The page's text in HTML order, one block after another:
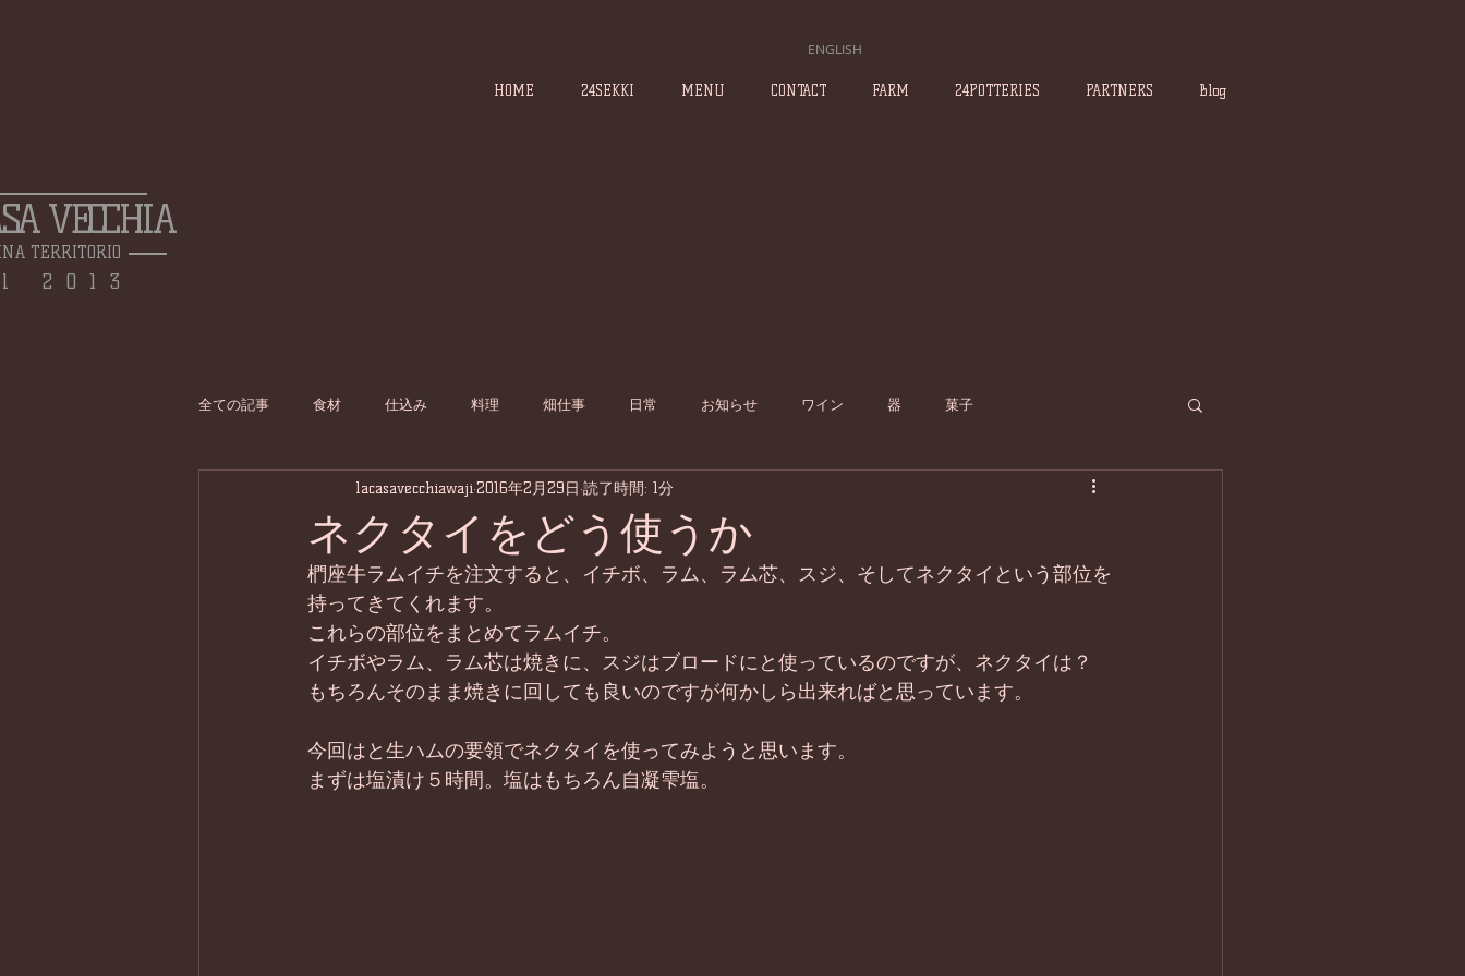
HOME 24SEKKI MENU CONTACT FARM 24POTTERIES PARTNERS Blog
全ての記事 食材 仕込み 料理 畑仕事 日常 お知らせ ワイン 器 菓子
ネクタイをどう使うか
lacasavecchiawaji2016年2月29日 読了時間: 1分
椚座牛ラムイチを注文すると、イチボ、ラム、ラム芯、スジ、そしてネクタイという部位を
持ってきてくれます。
これらの部位をまとめてラムイチ。
イチボやラム、ラム芯は焼きに、スジはブロードにと使っているのですが、ネクタイは？
もちろんそのまま焼きに回しても良いのですが何かしら出来ればと思っています。
今回はと生ハムの要領でネクタイを使ってみようと思います。
まずは塩漬け５時間。塩はもちろん自凝雫塩。
VECCHIA
TERRITORIO
2013
ENGLISH